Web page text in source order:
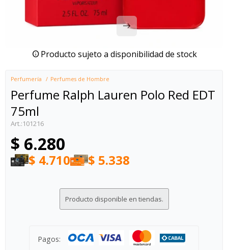
Producto sujeto a disponibilidad de stock
Perfumería Perfumes de Hombre
Perfume Ralph Lauren Polo Red EDT
75ml
101216
$ 6.280
$ 4.710 $ 5.338
Producto disponible en tiendas.
Pagos: